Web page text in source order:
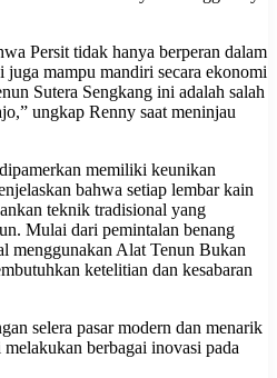
Persit tidak hanya berperan dalam
juga mampu mandiri secara ekonomi
Sutera Sengkang ini adalah salah
ungkap Renny saat meninjau
memiliki keunikan
bahwa setiap lembar kain
teknik tradisional yang
Mulai dari pemintalan benang
menggunakan Alat Tenun Bukan
ketelitian dan kesabaran
selera pasar modern dan menarik
berbagai inovasi pada